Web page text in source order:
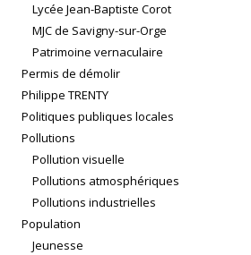
Lycée Jean-Baptiste Corot
MJC de Savigny-sur-Orge
Patrimoine vernaculaire
Permis de démolir
Philippe TRENTY
Politiques publiques locales
Pollutions
Pollution visuelle
Pollutions atmosphériques
Pollutions industrielles
Population
Jeunesse